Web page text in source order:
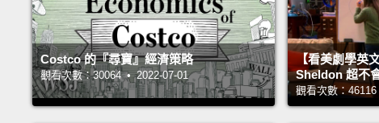
Costco 的『尋寶』經濟策略
觀看次數：30064 • 2022-07-01
【看美劇學英
Sheldon 超不
觀看次數：